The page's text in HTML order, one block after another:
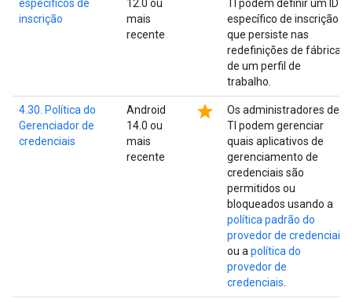
específicos de
inscrição
12.0 ou
mais
recente
TI podem definir um ID
específico de inscrição
que persiste nas
redefinições de fábrica
de um perfil de
trabalho.
4.30. Política do
Gerenciador de
credenciais
Android
14.0 ou
mais
recente
star
Os administradores de
TI podem gerenciar
quais aplicativos de
gerenciamento de
credenciais são
permitidos ou
bloqueados usando a
política padrão do
provedor de credenciais
ou a política do
provedor de
credenciais